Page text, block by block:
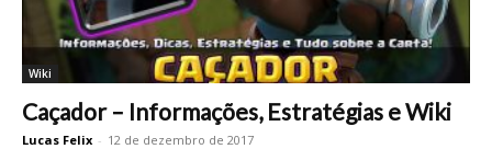
Wiki
Caçador – Informações, Estratégias e Wiki
Lucas Felix - 12 de dezembro de 2017